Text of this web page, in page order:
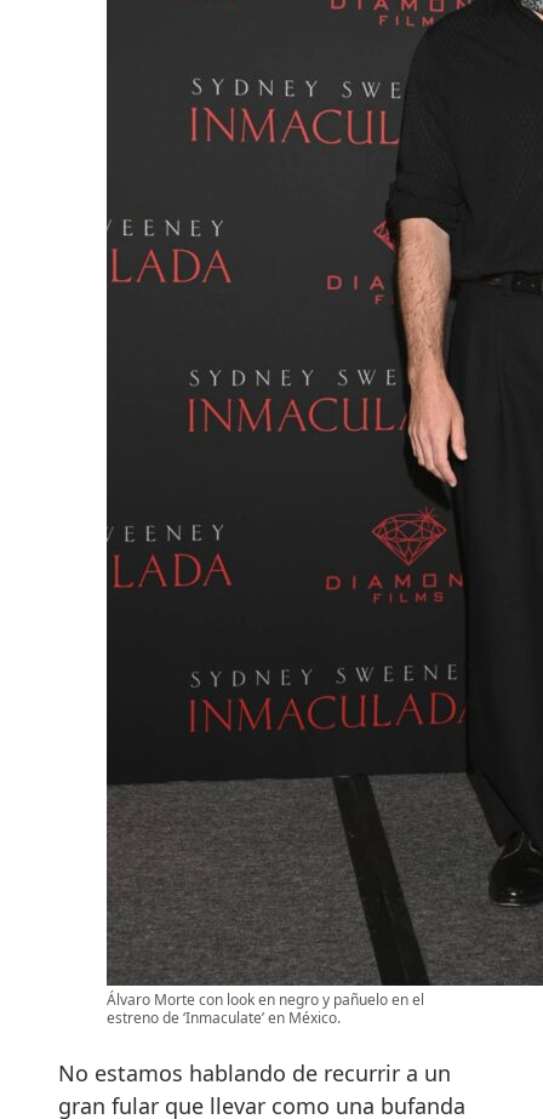
Álvaro Morte con look en negro y pañuelo en el
estreno de ‘Inmaculate’ en México.
No estamos hablando de recurrir a un
gran fular que llevar como una bufanda